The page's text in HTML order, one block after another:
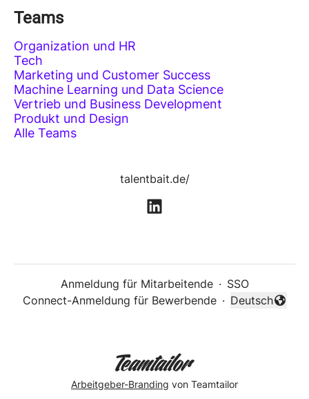
Teams
Organization und HR
Tech
Marketing und Customer Success
Machine Learning und Data Science
Vertrieb und Business Development
Produkt und Design
Alle Teams
talentbait.de/
Anmeldung für Mitarbeitende · SSO
Connect-Anmeldung für Bewerbende ·
Sprache
Deutsch
Arbeitgeber-Branding von Teamtailor